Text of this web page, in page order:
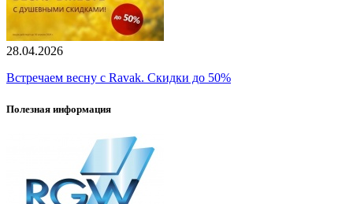
28.04.2026
Встречаем весну с Ravak. Скидки до 50%
Полезная информация